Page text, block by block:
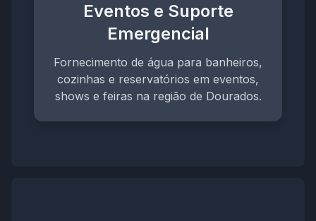
Eventos e Suporte
Emergencial
Fornecimento de água para banheiros,
cozinhas e reservatórios em eventos,
shows e feiras na região de Dourados.